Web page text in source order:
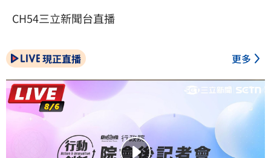
CH54三立新聞台直播
現正直播 更多